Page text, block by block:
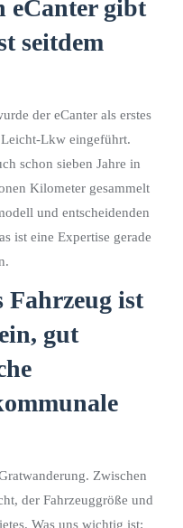
eCanter gibt
seitdem
der eCanter als erstes
Lkw eingeführt.
schon sieben Jahre in
Kilometer gesammelt
und entscheidenden
ist eine Expertise gerade
Fahrzeug ist
gut
Zwischen
der Fahrzeuggröße und
Was uns wichtig ist: